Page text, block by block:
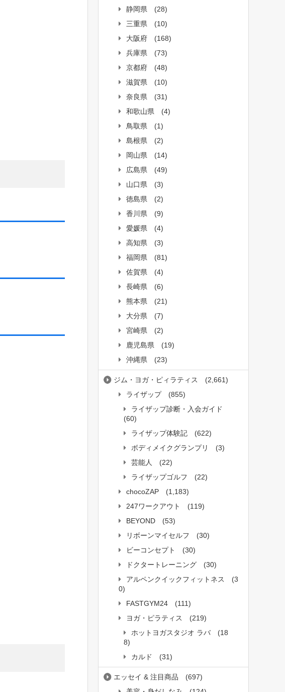
静岡県
(28)
三重県
(10)
大阪府
(168)
兵庫県
(73)
京都府
(48)
滋賀県
(10)
奈良県
(31)
和歌山県
(4)
鳥取県
(1)
島根県
(2)
岡山県
(14)
広島県
(49)
山口県
(3)
徳島県
(2)
香川県
(9)
愛媛県
(4)
高知県
(3)
福岡県
(81)
佐賀県
(4)
長崎県
(6)
熊本県
(21)
大分県
(7)
宮崎県
(2)
鹿児島県
(19)
沖縄県
(23)
ジム・ヨガ・ピィラティス
(2,661)
ライザップ
(855)
ライザップ診断・入会ガイド
(60)
ライザップ体験記
(622)
ボディメイクグランプリ
(3)
芸能人
(22)
ライザップゴルフ
(22)
chocoZAP
(1,183)
247ワークアウト
(119)
BEYOND
(53)
リボーンマイセルフ
(30)
ビーコンセプト
(30)
ドクタートレーニング
(30)
アルペンクイックフィットネス
(3
0)
FASTGYM24
(111)
ヨガ・ピラティス
(219)
ホットヨガスタジオ ラバ
(18
8)
カルド
(31)
エッセイ & 注目商品
(697)